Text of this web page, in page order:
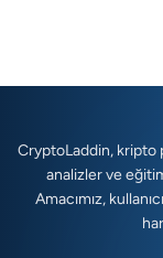
CryptoLaddin, kripto
analizler ve
Amacımız,